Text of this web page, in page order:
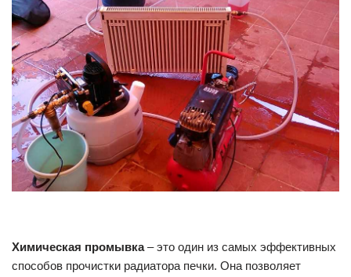
Химическая промывка– это один из самых эффективных
способов прочистки радиатора печки. Она позволяет